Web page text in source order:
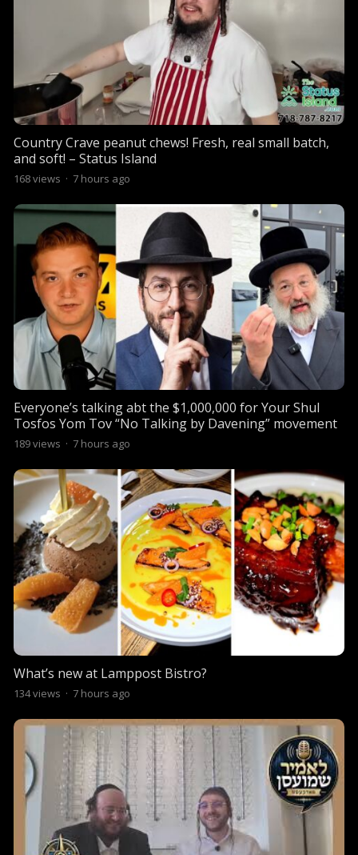
Country Crave peanut chews! Fresh, real small batch,
and soft! – Status Island
168views · 7 hours ago
Everyone’s talking abt the $1,000,000 for Your Shul
Tosfos Yom Tov “No Talking by Davening” movement
189views · 7 hours ago
What’s new at Lamppost Bistro?
134views · 7 hours ago